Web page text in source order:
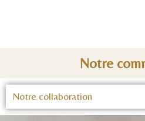
Notre
Notre collaboration